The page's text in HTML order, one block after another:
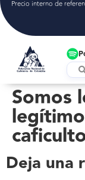
Precio interno de
Somos
Deja una